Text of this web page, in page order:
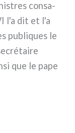
con­sa­
l'a dit et l'a
publi­ques le
que le pape